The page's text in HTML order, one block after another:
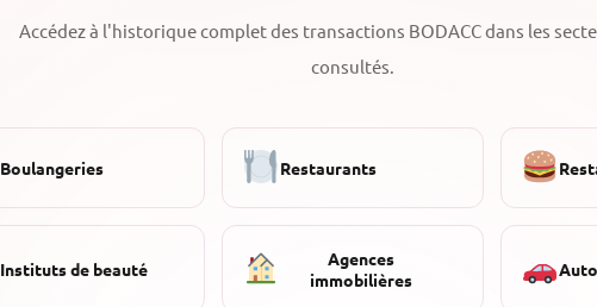
Accédez à l'historique complet des transactions BODACC dans les
consultés.
Boulangeries Restaurants
Instituts de beauté
Agences
immobilières